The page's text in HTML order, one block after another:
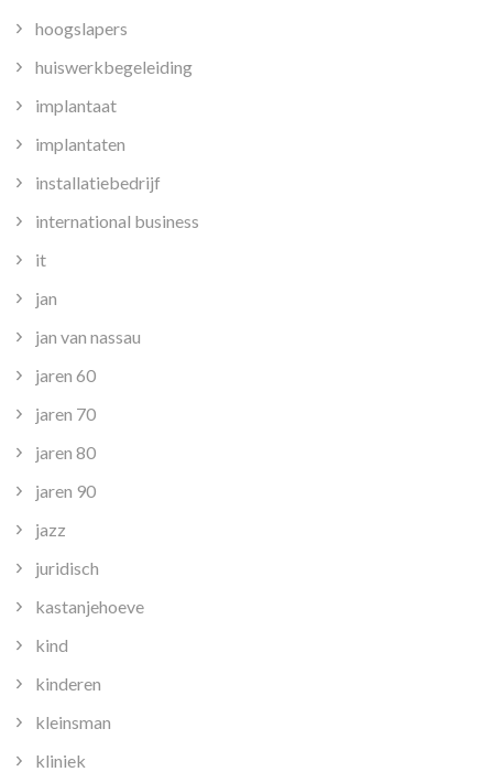
hoogslapers
huiswerkbegeleiding
implantaat
implantaten
installatiebedrijf
international business
it
jan
jan van nassau
jaren 60
jaren 70
jaren 80
jaren 90
jazz
juridisch
kastanjehoeve
kind
kinderen
kleinsman
kliniek